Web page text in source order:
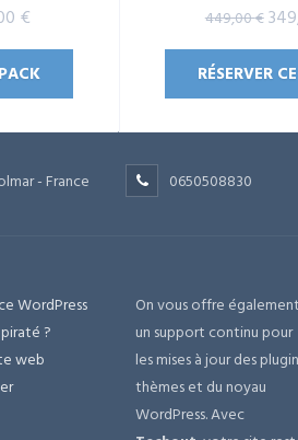
€.
€Le
prix
actuel
est :
149,00 €.
sur 5
449,00€Le
prix
RÉSERVER
- France 0650508830
WordPress
?
web
On vous offre également
un support continu pour
les mises à jour des
thèmes et du noyau
WordPress. Avec